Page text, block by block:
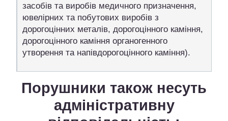
засобів та виробів медичного призначення,
ювелірних та побутових виробів з
дорогоцінних металів, дорогоцінного каміння,
дорогоцінного каміння органогенного
утворення та напівдорогоцінного каміння).
Порушники також несуть
адміністративну